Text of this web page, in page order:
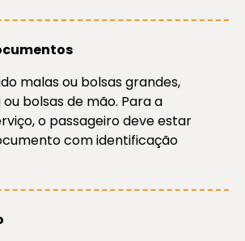
malas ou bolsas grandes,
bolsas de mão. Para a
o passageiro deve estar
com identificação